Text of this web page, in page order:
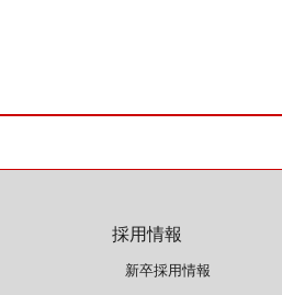
採用情報
新卒採用情報